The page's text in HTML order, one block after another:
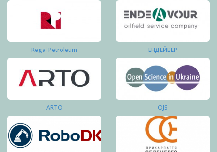
Regal Petroleum ЕНДЕЙВЕР
ARTO OJS